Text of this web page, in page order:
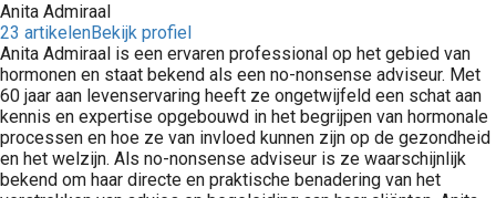
Anita Admiraal
23 artikelenBekijk profiel
Anita Admiraal is een ervaren professional op het gebied van
hormonen en staat bekend als een no-nonsense adviseur. Met
60 jaar aan levenservaring heeft ze ongetwijfeld een schat aan
kennis en expertise opgebouwd in het begrijpen van hormonale
processen en hoe ze van invloed kunnen zijn op de gezondheid
en het welzijn. Als no-nonsense adviseur is ze waarschijnlijk
bekend om haar directe en praktische benadering van het